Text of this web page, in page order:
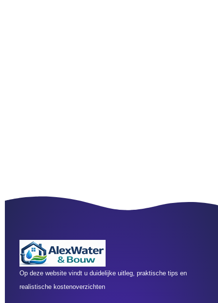
Op deze website vindt u duidelijke uitleg, praktische tips en
realistische kostenoverzichten